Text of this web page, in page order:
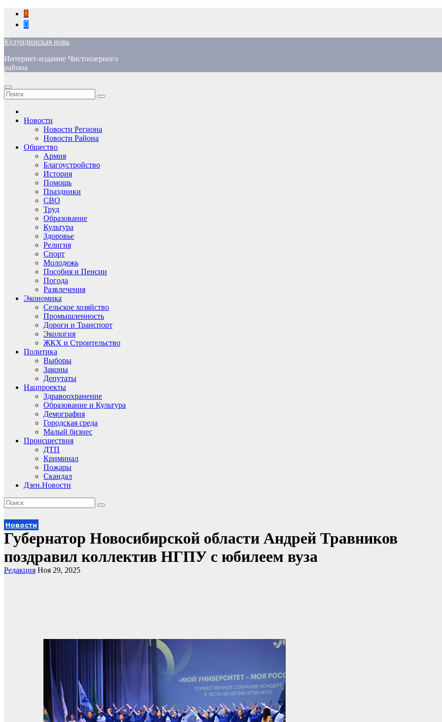
Перейти
содержимому
Кулундинская новь
Интернет-издание Чистоозерного
района
Новости
Новости Региона
Новости Района
Общество
Армия
Благоустройство
История
Помощь
Праздники
СВО
Труд
Образование
Культура
Здоровье
Религия
Спорт
Молодежь
Пособия и Пенсии
Погода
Развлечения
Экономика
Сельское хозяйство
Промышленность
Дороги и Транспорт
Экология
ЖКХ и Строительство
Политика
Выборы
Законы
Депутаты
Нацпроекты
Здравоохранение
Образование и Культура
Демография
Городская среда
Малый бизнес
Происшествия
ДТП
Криминал
Пожары
Скандал
Дзен.Новости
Новости
Губернатор Новосибирской области Андрей Травников
поздравил коллектив НГПУ с юбилеем вуза
Редакция Ноя 29, 2025